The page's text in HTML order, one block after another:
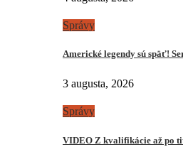
Správy
Americké legendy sú späť!
3 augusta, 2026
Správy
VIDEO Z kvalifikácie až po